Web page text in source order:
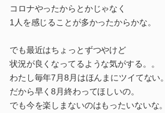
コロナやったからとかじゃなく
1人を感じることが多かったからかな。
でも最近はちょっとずつやけど
状況が良くなってるような気がする。。
わたし毎年7月8月はほんまにツイてない。
だから早く8月終わってほしいの。
でも今を楽しまないのはもったいないな。